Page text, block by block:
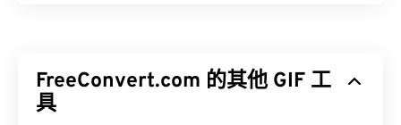
FreeConvert.com 的其他 GIF 工
具